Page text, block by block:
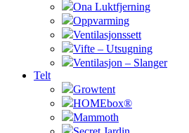
Ona Luktfjerning
Oppvarming
Ventilasjonssett
Vifte – Utsugning
Ventilasjon – Slanger
Telt
Growtent
HOMEbox®
Mammoth